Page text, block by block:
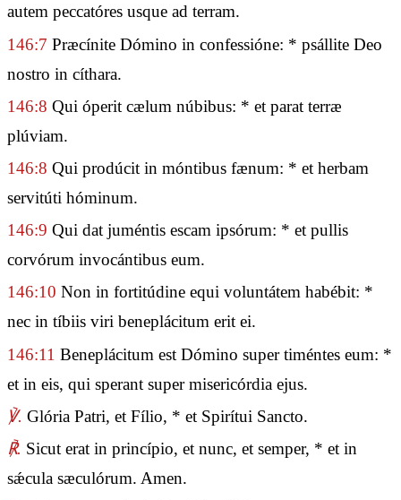
autem peccatóres usque ad terram.
146:7 Præcínite Dómino in confessióne: * psállite Deo
nostro in cíthara.
146:8 Qui óperit cælum núbibus: * et parat terræ
plúviam.
146:8 Qui prodúcit in móntibus fænum: * et herbam
servitúti hóminum.
146:9 Qui dat juméntis escam ipsórum: * et pullis
corvórum invocántibus eum.
146:10 Non in fortitúdine equi voluntátem habébit: *
nec in tíbiis viri beneplácitum erit ei.
146:11 Beneplácitum est Dómino super timéntes eum: *
et in eis, qui sperant super misericórdia ejus.
℣. Glória Patri, et Fílio, * et Spirítui Sancto.
℟. Sicut erat in princípio, et nunc, et semper, * et in
sǽcula sæculórum. Amen.